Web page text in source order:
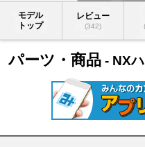
モデル
トップ
レビュー
(342)
パーツ・商品 - NX